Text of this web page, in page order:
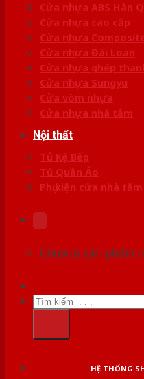
Cửa nhựa ABS Hàn
Cửa nhựa cao cấp
Cửa nhựa
Cửa nhựa Đài Loan
Cửa nhựa ghép
Cửa nhựa Sungyu
Cửa vòm nhựa
Cửa nhựa nhà tắm
Nội thất
Tủ Kệ Bếp
Tủ Quần Áo
Phụ kiện cửa nhà tắm
Chưa có sản phẩm
Tìm
kiếm:
HỆ THỐNG